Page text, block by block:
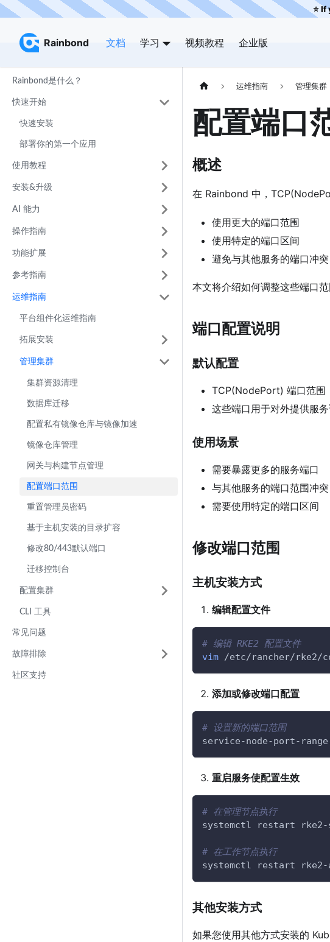
⭐️
Rainbond 文档 学习 视频教程 企业版
Rainbond
Rainbond是什么？
快速开始
快速安装
部署你的第一个应用
使用教程
安装&升级
AI 能力
操作指南
功能扩展
参考指南
运维指南
平台组件化运维指南
拓展安装
管理集群
集群资源清理
数据库迁移
配置私有镜像仓库与镜像加速
镜像仓库管理
网关与构建节点管理
配置端口范围
重置管理员密码
基于主机安装的目录扩容
修改80/443默认端口
迁移控制台
配置集群
CLI 工具
常见问题
故障排除
社区支持
运维指南 管理集群
配置端口
概述
在 Rainbond 中，
使用更大的端口范围
使用特定的端口区间
避免与其他服务的端口冲突
本文将介绍如何调整这些端口范
端口配置说明
默认配置
TCP(NodePort) 端口范
这些端口用于对外提供服
使用场景
需要暴露更多的服务端口
与其他服务的端口范围冲突
需要使用特定的端口区间
修改端口范围
主机安装方式
编辑配置文件
# 编辑 RKE2 配置文件
vim /etc/rancher/rke2/
添加或修改端口配置
# 设置新的端口范围
service-node-port-range
重启服务使配置生效
# 在管理节点执行
systemctl restart rke2-
# 在工作节点执行
systemctl restart rke2-
其他安装方式
如果您使用其他方式安装的